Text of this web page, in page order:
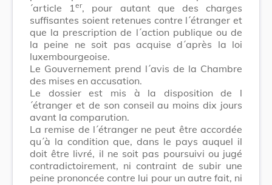
´article 1er, pour autant que des charges
suffisantes soient retenues contre l´étranger et
que la prescription de l´action publique ou de
la peine ne soit pas acquise d´après la loi
luxembourgeoise.
Le Gouvernement prend l´avis de la Chambre
des mises en accusation.
Le dossier est mis à la disposition de l
´étranger et de son conseil au moins dix jours
avant la comparution.
La remise de l´étranger ne peut être accordée
qu´à la condition que, dans le pays auquel il
doit être livré, il ne soit pas poursuivi ou jugé
contradictoirement, ni contraint de subir une
peine prononcée contre lui pour un autre fait, ni